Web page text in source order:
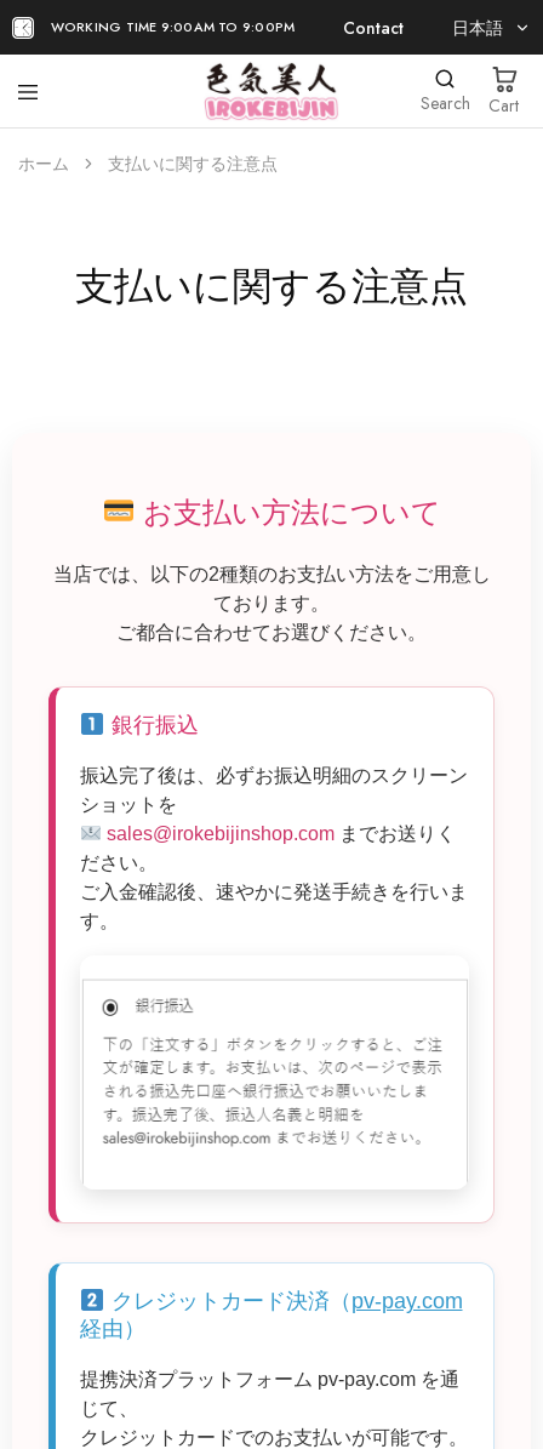
WORKING TIME 9:00AM TO 9:00PM Contact 日本語
日本語
EN
Search Cart
ホーム 支払いに関する注意点
支払いに関する注意点
お支払い方法について
当店では、以下の2種類のお支払い方法をご用意し
ております。
ご都合に合わせてお選びください。
銀行振込
振込完了後は、必ずお振込明細のスクリーン
ショットを
sales@irokebijinshop.com までお送りく
ださい。
ご入金確認後、速やかに発送手続きを行いま
す。
クレジットカード決済（ pv-pay.com
経由）
提携決済プラットフォーム pv-pay.com を通
じて、
クレジットカードでのお支払いが可能です。